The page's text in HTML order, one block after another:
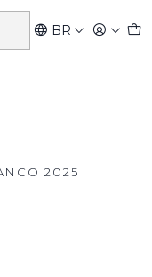
BR
2025